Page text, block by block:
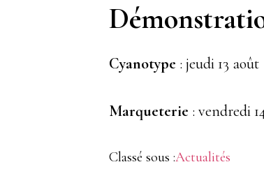
Cyanotype : jeudi 13 août
Marqueterie : vendredi
Classé sous :Actualités